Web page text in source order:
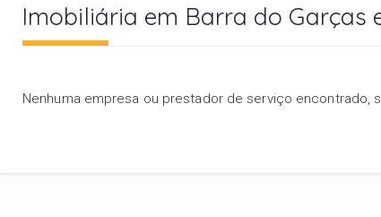
Imobiliária em Barra do Garças
Nenhuma empresa ou prestador de serviço encontrado,